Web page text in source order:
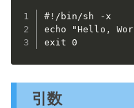
#!/bin/sh -x
echo "Hello,
exit 0
引数